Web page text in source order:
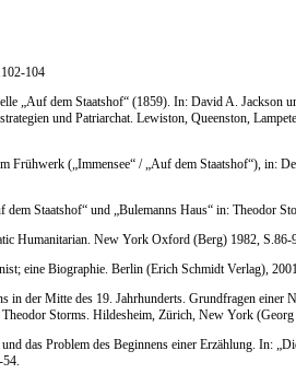
104
„Auf dem Staatshof“ (1859). In: David A. Jackson
und Patriarchat. Lewiston, Queenston,
(„Immensee“ / „Auf dem Staatshof“), in:
Staatshof“ und „Bulemanns Haus“ in: Theodor
Humanitarian. New York Oxford (Berg) 1982, S.86-
eine Biographie. Berlin (Erich Schmidt Verlag),
in der Mitte des 19. Jahrhunderts. Grundfragen einer
Storms. Hildesheim, Zürich, New York
das Problem des Beginnens einer Erzählung. In:
54.